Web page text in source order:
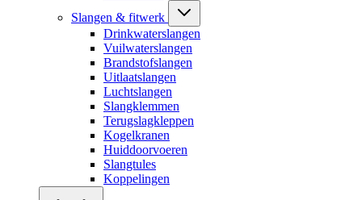
Slangen & fitwerk
Drinkwaterslangen
Vuilwaterslangen
Brandstofslangen
Uitlaatslangen
Luchtslangen
Slangklemmen
Terugslagkleppen
Kogelkranen
Huiddoorvoeren
Slangtules
Koppelingen